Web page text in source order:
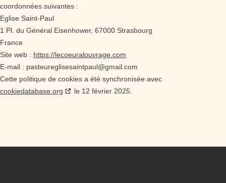
coordonnées suivantes :
Eglise Saint-Paul
1 Pl. du Général Eisenhower, 67000 Strasbourg
France
Site web : https://lecoeuralouvrage.com
E-mail : pasteureglisesaintpaul@gmail.com
Cette politique de cookies a été synchronisée avec
cookiedatabase.org
le 12 février 2025.